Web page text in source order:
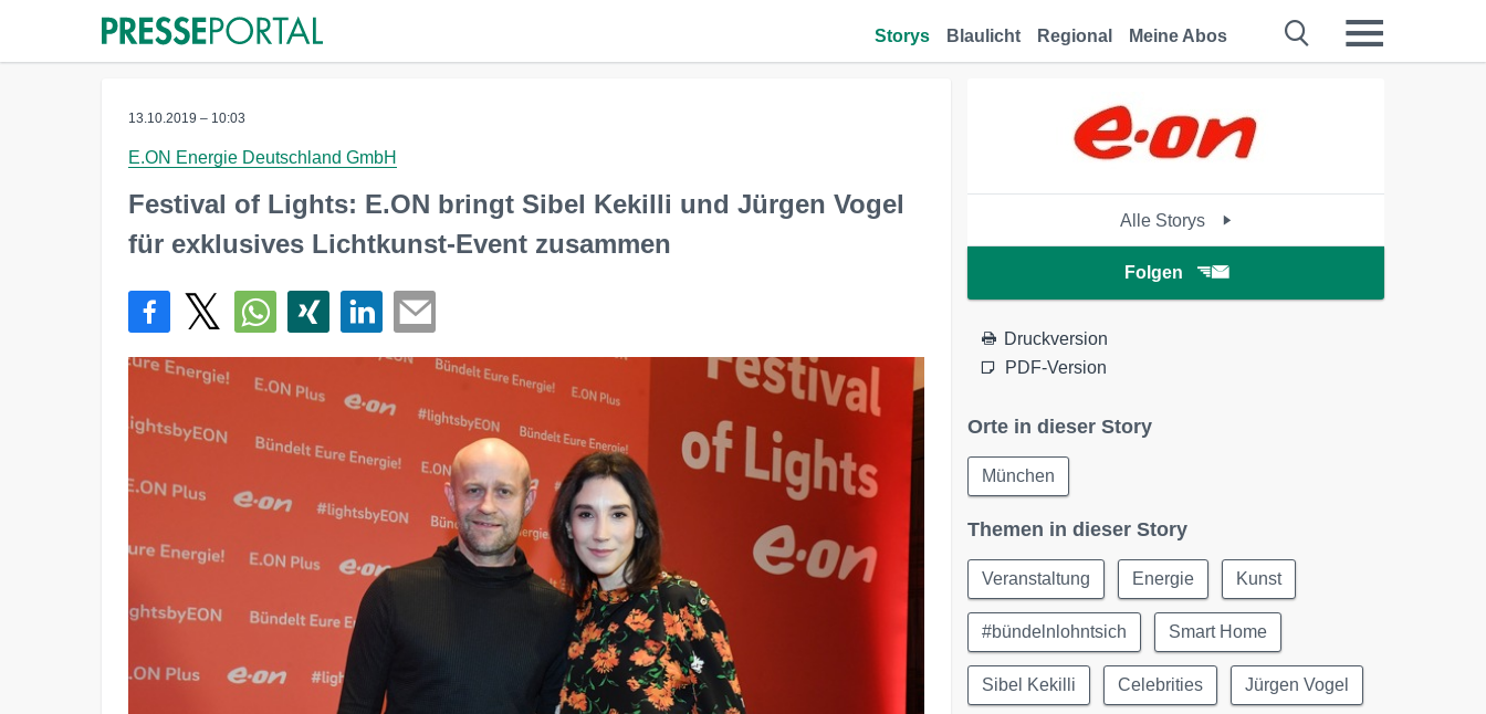
Storys Blaulicht Regional Meine Abos
13.10.2019 – 10:03
E.ON Energie Deutschland GmbH
Festival of Lights: E.ON bringt Sibel Kekilli und Jürgen Vogel
für exklusives Lichtkunst-Event zusammen
Alle Storys
Folgen
Druckversion
PDF-Version
Orte in dieser Story
München
Themen in dieser Story
Veranstaltung Energie Kunst
#bündelnlohntsich Smart Home
Sibel Kekilli Celebrities Jürgen Vogel